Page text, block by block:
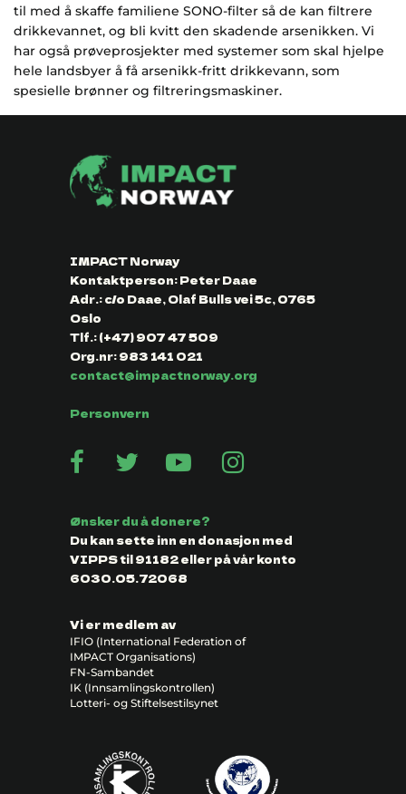
til med å skaffe familiene SONO-filter så de kan filtrere
drikkevannet, og bli kvitt den skadende arsenikken. Vi
har også prøveprosjekter med systemer som skal hjelpe
hele landsbyer å få arsenikk-fritt drikkevann, som
spesielle brønner og filtreringsmaskiner.
IMPACT Norway
Kontaktperson: Peter Daae
Adr.: c/o Daae, Olaf Bulls vei 5c, 0765
Oslo
Tlf.: (+47) 907 47 509
Org.nr: 983 141 021
contact@impactnorway.org
Personvern
Ønsker du å donere?
Du kan sette inn en donasjon med
VIPPS til 91182 eller på vår konto
6030.05.72068
Vi er medlem av
IFIO (International Federation of
IMPACT Organisations)
FN-Sambandet
IK (Innsamlingskontrollen)
Lotteri- og Stiftelsestilsynet